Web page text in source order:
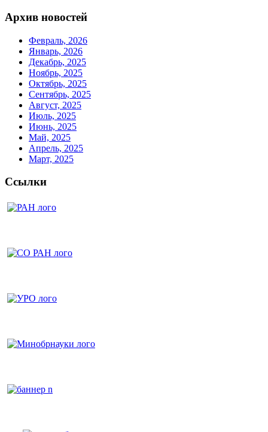
Архив новостей
Февраль, 2026
Январь, 2026
Декабрь, 2025
Ноябрь, 2025
Октябрь, 2025
Сентябрь, 2025
Август, 2025
Июль, 2025
Июнь, 2025
Май, 2025
Апрель, 2025
Март, 2025
Ссылки